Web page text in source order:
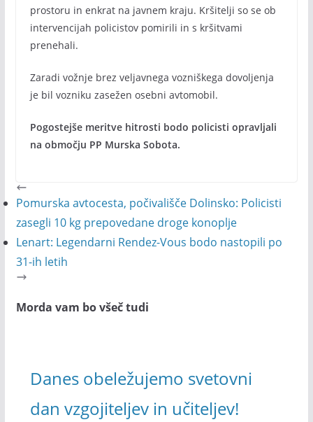
prostoru in enkrat na javnem kraju. Kršitelji so se ob
intervencijah policistov pomirili in s kršitvami
prenehali.
Zaradi vožnje brez veljavnega vozniškega dovoljenja
je bil vozniku zasežen osebni avtomobil.
Pogostejše meritve hitrosti bodo policisti opravljali
na območju PP Murska Sobota.
Pomurska avtocesta, počivališče Dolinsko: Policisti
zasegli 10 kg prepovedane droge konoplje
Lenart: Legendarni Rendez-Vous bodo nastopili po
31-ih letih
Morda vam bo všeč tudi
Danes obeležujemo svetovni
dan vzgojiteljev in učiteljev!